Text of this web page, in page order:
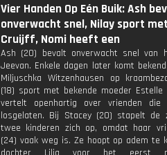
Vier Handen Op Eén Buik: Ash
onverwacht snel, Nilay sport
Cruijff, Nomi heeft een
Ash (20) bevalt onverwacht snel van
Jeevan. Enkele dagen later komt
Miljuschka Witzenhausen op
(18) sport met bekende moeder
vertelt openhartig over vrienden
losgelaten. Bij Stacey (20) stapelt de
twee kinderen zich op, omdat haar
(24) vaak weg is. Ze hoopt op adem te